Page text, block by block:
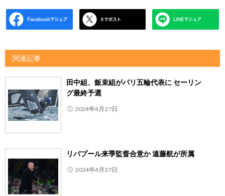
関連記事
田中組、飯束組がパリ五輪代表に セーリン
グ最終予選
2024年4月27日
リバプール来季監督合意か 遠藤航が所属
2024年4月27日